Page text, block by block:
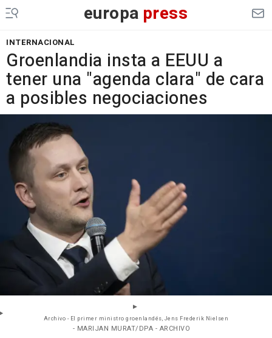
europa press
INTERNACIONAL
Groenlandia insta a EEUU a
tener una "agenda clara" de cara
a posibles negociaciones
Archivo - El primer ministro groenlandés, Jens Frederik Nielsen
- MARIJAN MURAT/DPA - ARCHIVO